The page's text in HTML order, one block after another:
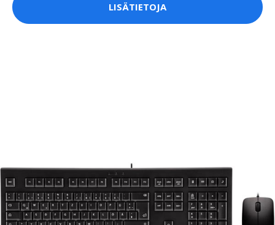
LISÄTIETOJA